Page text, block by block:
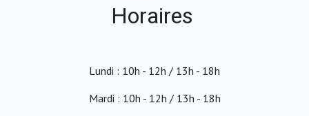
Horaires
Lundi : 10h - 12h / 13h - 18h
Mardi : 10h - 12h / 13h - 18h